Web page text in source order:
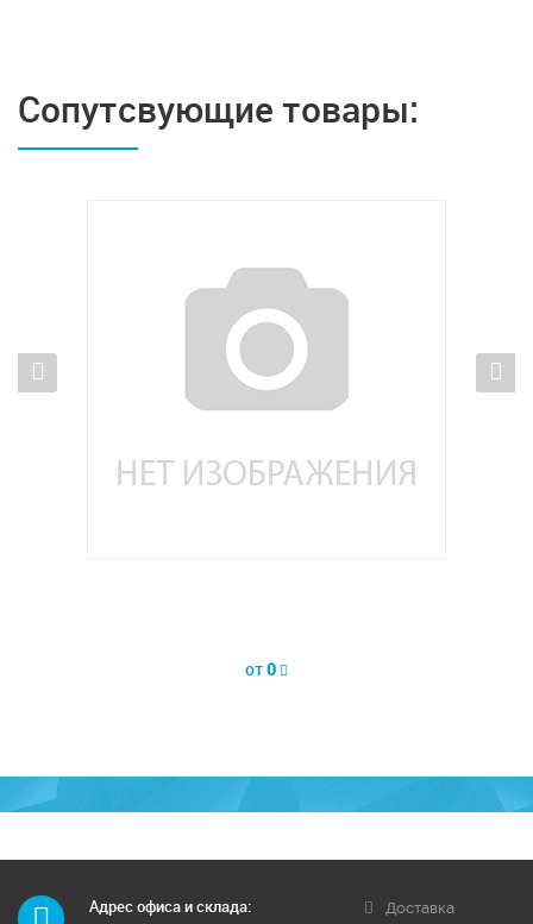
Сопутсвующие товары:
от0
Адрес офиса и склада:
Доставка